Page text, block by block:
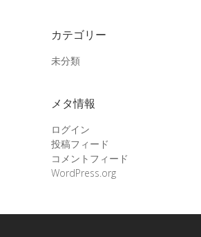
カテゴリー
未分類
メタ情報
ログイン
投稿フィード
コメントフィード
WordPress.org